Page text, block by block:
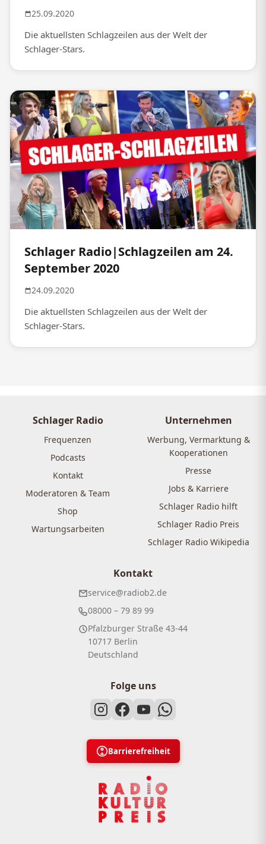
25.09.2020
Die aktuellsten Schlagzeilen aus der Welt der
Schlager-Stars.
Schlager Radio|Schlagzeilen am 24.
September 2020
24.09.2020
Die aktuellsten Schlagzeilen aus der Welt der
Schlager-Stars.
Schlager Radio
Frequenzen
Podcasts
Kontakt
Moderatoren & Team
Shop
Wartungsarbeiten
Unternehmen
Werbung, Vermarktung &
Kooperationen
Presse
Jobs & Karriere
Schlager Radio hilft
Schlager Radio Preis
Schlager Radio Wikipedia
Kontakt
service@radiob2.de
08000 – 79 89 99
Pfalzburger Straße 43-44
10717 Berlin
Deutschland
Folge uns
Barrierefreiheit